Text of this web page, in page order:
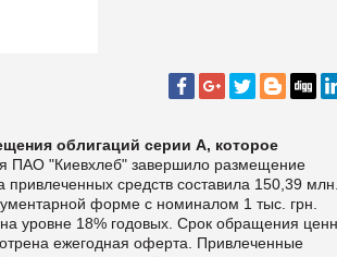
облигаций серии А, которое
ПАО "Киевхлеб" завершило размещение
средств составила 150,39 млн.
форме с номиналом 1 тыс. грн.
уровне 18% годовых. Срок обращения
ежегодная оферта. Привлеченные